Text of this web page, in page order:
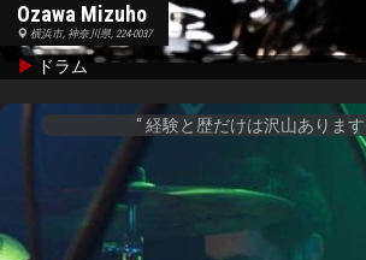
Ozawa Mizuho
横浜市, 神奈川県, 224-0037
ドラム
経験と歴だけは沢山あります